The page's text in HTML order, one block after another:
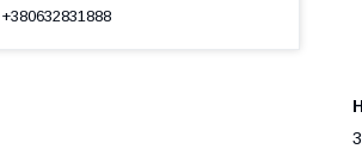
+380632831888